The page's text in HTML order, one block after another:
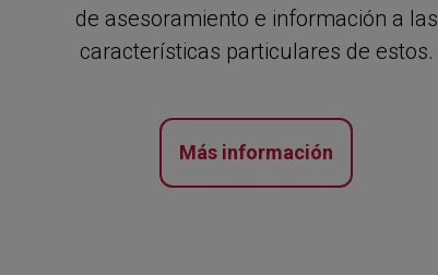
de asesoramiento e información a las
características particulares de estos.
Más información